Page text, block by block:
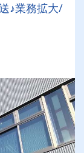
♪業務拡大/